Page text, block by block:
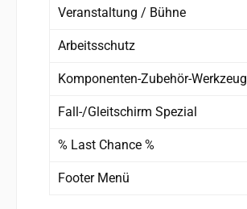
Veranstaltung / Bühne
Arbeitsschutz
Komponenten-Zubehör-Werkzeug
Fall-/Gleitschirm Spezial
% Last Chance %
Footer Menü